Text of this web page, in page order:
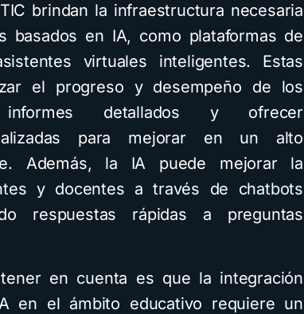
brindan la infraestructura necesaria
basados en IA, como plataformas de
virtuales inteligentes. Estas
el progreso y desempeño de los
informes detallados y ofrecer
para mejorar en un alto
Además, la IA puede mejorar la
y docentes a través de chatbots
respuestas rápidas a preguntas
en cuenta es que la integración
en el ámbito educativo requiere un